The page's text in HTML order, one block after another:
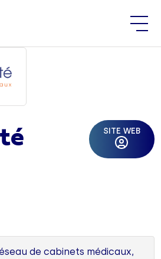
SITE WEB
de cabinets médicaux,